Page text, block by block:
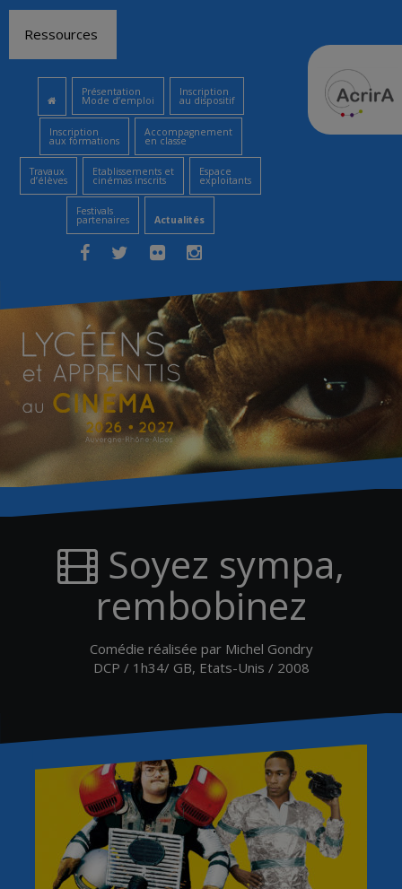
contenu
Ressources
Présentation
Mode d’emploi
Inscription
au dispositif
Inscription
aux formations
Accompagnement
en classe
Travaux
d’élèves
Etablissements et
cinémas inscrits
Espace
exploitants
Festivals
partenaires Actualités
Soyez sympa,
rembobinez
Comédie réalisée par Michel Gondry
DCP / 1h34/ GB, Etats-Unis / 2008